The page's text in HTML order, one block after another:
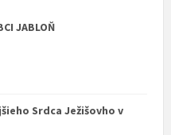
JABLOŇ
Srdca Ježišovho v